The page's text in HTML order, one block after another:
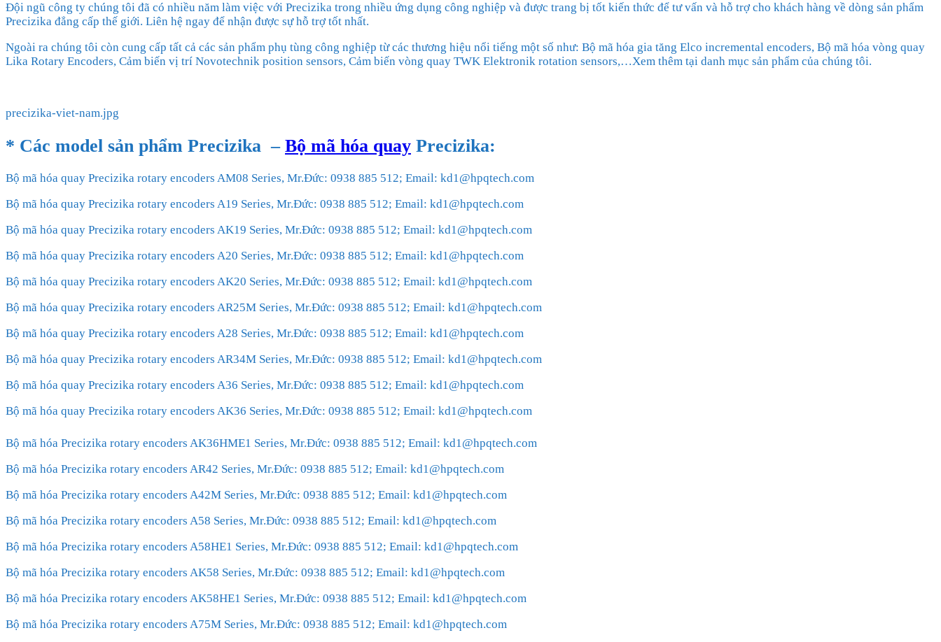
Đội ngũ công ty chúng tôi đã có nhiều năm làm việc với Precizika trong nhiều ứng dụng công nghiệp và được trang bị tốt kiến thức để tư vấn và hỗ trợ cho khách hàng về dòng sản phẩm
Precizika đẳng cấp thế giới. Liên hệ ngay để nhận được sự hỗ trợ tốt nhất.
Ngoài ra chúng tôi còn cung cấp tất cả các sản phẩm phụ tùng công nghiệp từ các thương hiệu nổi tiếng một số như: Bộ mã hóa gia tăng Elco incremental encoders, Bộ mã hóa vòng quay
Lika Rotary Encoders, Cảm biến vị trí Novotechnik position sensors, Cảm biến vòng quay TWK Elektronik rotation sensors,…Xem thêm tại danh mục sản phẩm của chúng tôi.
precizika-viet-nam.jpg
* Các model sản phẩm Precizika– Bộ mã hóa quay Precizika:
Bộ mã hóa quay Precizika rotary encoders AM08 Series, Mr.Đức: 0938 885 512; Email: kd1@hpqtech.com
Bộ mã hóa quay Precizika rotary encoders A19 Series, Mr.Đức: 0938 885 512; Email: kd1@hpqtech.com
Bộ mã hóa quay Precizika rotary encoders AK19 Series, Mr.Đức: 0938 885 512; Email: kd1@hpqtech.com
Bộ mã hóa quay Precizika rotary encoders A20 Series, Mr.Đức: 0938 885 512; Email: kd1@hpqtech.com
Bộ mã hóa quay Precizika rotary encoders AK20 Series, Mr.Đức: 0938 885 512; Email: kd1@hpqtech.com
Bộ mã hóa quay Precizika rotary encoders AR25M Series, Mr.Đức: 0938 885 512; Email: kd1@hpqtech.com
Bộ mã hóa quay Precizika rotary encoders A28 Series, Mr.Đức: 0938 885 512; Email: kd1@hpqtech.com
Bộ mã hóa quay Precizika rotary encoders AR34M Series, Mr.Đức: 0938 885 512; Email: kd1@hpqtech.com
Bộ mã hóa quay Precizika rotary encoders A36 Series, Mr.Đức: 0938 885 512; Email: kd1@hpqtech.com
Bộ mã hóa quay Precizika rotary encoders AK36 Series, Mr.Đức: 0938 885 512; Email: kd1@hpqtech.com
Bộ mã hóa Precizika rotary encoders AK36HME1 Series, Mr.Đức: 0938 885 512; Email: kd1@hpqtech.com
Bộ mã hóa Precizika rotary encoders AR42 Series, Mr.Đức: 0938 885 512; Email: kd1@hpqtech.com
Bộ mã hóa Precizika rotary encoders A42M Series, Mr.Đức: 0938 885 512; Email: kd1@hpqtech.com
Bộ mã hóa Precizika rotary encoders A58 Series, Mr.Đức: 0938 885 512; Email: kd1@hpqtech.com
Bộ mã hóa Precizika rotary encoders A58HE1 Series, Mr.Đức: 0938 885 512; Email: kd1@hpqtech.com
Bộ mã hóa Precizika rotary encoders AK58 Series, Mr.Đức: 0938 885 512; Email: kd1@hpqtech.com
Bộ mã hóa Precizika rotary encoders AK58HE1 Series, Mr.Đức: 0938 885 512; Email: kd1@hpqtech.com
Bộ mã hóa Precizika rotary encoders A75M Series, Mr.Đức: 0938 885 512; Email: kd1@hpqtech.com